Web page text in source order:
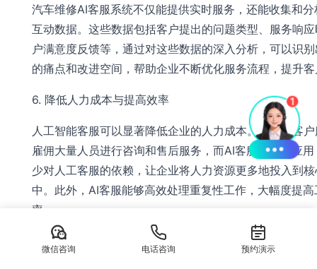
汽车维修AI客服系统不仅能提供实时服务，还能收集和
互动数据。这些数据包括客户提出的问题类型、服务响
户满意度反馈等，通过对这些数据的深入分析，可以识
的痛点和改进空间，帮助企业不断优化服务流程，提升
6. 降低人力成本与提高效率
人工智能客服可以显著降低企业的人力成本。传统的客
雇佣大量人员进行咨询和售后服务，而AI客服系统的应
少对人工客服的依赖，让企业将人力资源更多地投入到
中。此外，AI客服能够高效处理重复性工作，大幅度提
率。
7. 提高客户留存率
微信咨询 电话咨询 预约演示